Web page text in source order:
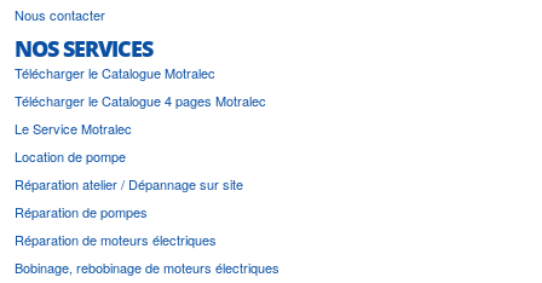
Nous contacter
NOS SERVICES
Télécharger le Catalogue Motralec
Télécharger le Catalogue 4 pages Motralec
Le Service Motralec
Location de pompe
Réparation atelier / Dépannage sur site
Réparation de pompes
Réparation de moteurs électriques
Bobinage, rebobinage de moteurs électriques